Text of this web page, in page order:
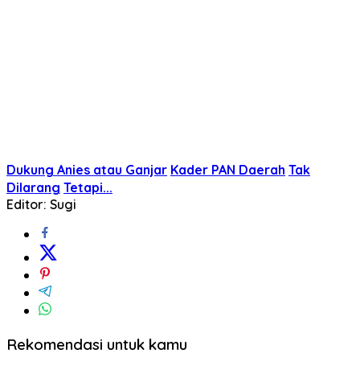
Dukung Anies atau Ganjar Kader PAN Daerah Tak
Dilarang Tetapi...
Editor: Sugi
Rekomendasi untuk kamu